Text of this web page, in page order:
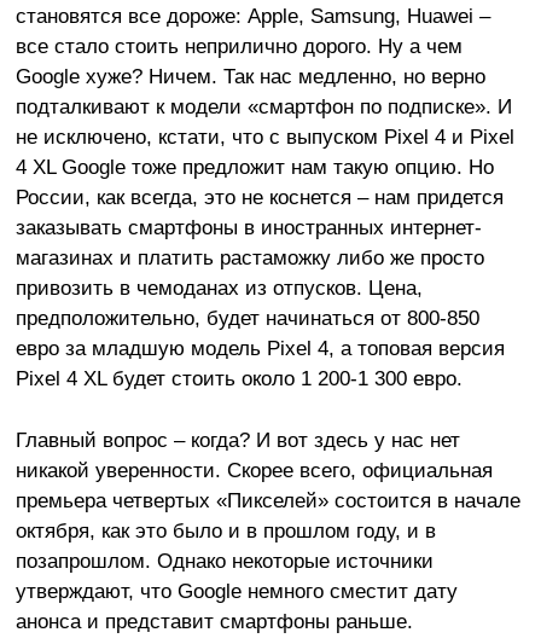
становятся все дороже: Apple, Samsung, Huawei –
все стало стоить неприлично дорого. Ну а чем
Google хуже? Ничем. Так нас медленно, но верно
подталкивают к модели «смартфон по подписке». И
не исключено, кстати, что с выпуском Pixel 4 и Pixel
4 XL Google тоже предложит нам такую опцию. Но
России, как всегда, это не коснется – нам придется
заказывать смартфоны в иностранных интернет-
магазинах и платить растаможку либо же просто
привозить в чемоданах из отпусков. Цена,
предположительно, будет начинаться от 800-850
евро за младшую модель Pixel 4, а топовая версия
Pixel 4 XL будет стоить около 1 200-1 300 евро.
Главный вопрос – когда? И вот здесь у нас нет
никакой уверенности. Скорее всего, официальная
премьера четвертых «Пикселей» состоится в начале
октября, как это было и в прошлом году, и в
позапрошлом. Однако некоторые источники
утверждают, что Google немного сместит дату
анонса и представит смартфоны раньше.